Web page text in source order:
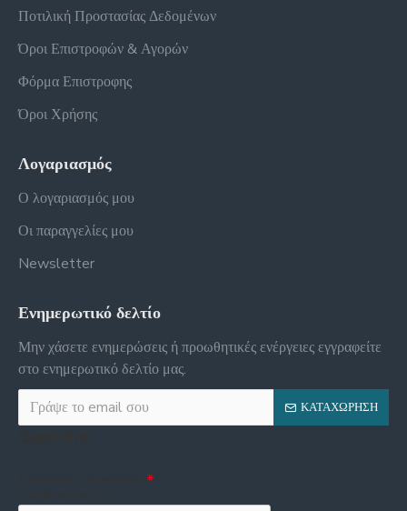
Ποτιλική Προστασίας Δεδομένων
Όροι Επιστροφών & Αγορών
Φόρμα Επιστροφης
Όροι Χρήσης
Λογαριασμός
Ο λογαριασμός μου
Οι παραγγελίες μου
Newsletter
Ενημερωτικό δελτίο
Μην χάσετε ενημερώσεις ή προωθητικές ενέργειες εγγραφείτε
στο ενημερωτικό δελτίο μας.
ΚΑΤΑΧΏΡΗΣΗ